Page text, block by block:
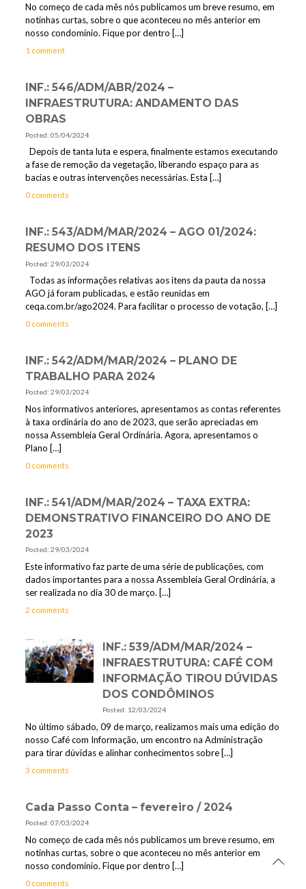
No começo de cada mês nós publicamos um breve resumo, em
notinhas curtas, sobre o que aconteceu no mês anterior em
nosso condomínio. Fique por dentro […]
1 comment
INF.: 546/ADM/ABR/2024 –
INFRAESTRUTURA: ANDAMENTO DAS
OBRAS
Posted: 05/04/2024
Depois de tanta luta e espera, finalmente estamos executando
a fase de remoção da vegetação, liberando espaço para as
bacias e outras intervenções necessárias. Esta […]
0 comments
INF.: 543/ADM/MAR/2024 – AGO 01/2024:
RESUMO DOS ITENS
Posted: 29/03/2024
Todas as informações relativas aos itens da pauta da nossa
AGO já foram publicadas, e estão reunidas em
ceqa.com.br/ago2024. Para facilitar o processo de votação, […]
0 comments
INF.: 542/ADM/MAR/2024 – PLANO DE
TRABALHO PARA 2024
Posted: 29/03/2024
Nos informativos anteriores, apresentamos as contas referentes
à taxa ordinária do ano de 2023, que serão apreciadas em
nossa Assembleia Geral Ordinária. Agora, apresentamos o
Plano […]
0 comments
INF.: 541/ADM/MAR/2024 – TAXA EXTRA:
DEMONSTRATIVO FINANCEIRO DO ANO DE
2023
Posted: 29/03/2024
Este informativo faz parte de uma série de publicações, com
dados importantes para a nossa Assembleia Geral Ordinária, a
ser realizada no dia 30 de março. […]
2 comments
INF.: 539/ADM/MAR/2024 –
INFRAESTRUTURA: CAFÉ COM
INFORMAÇÃO TIROU DÚVIDAS
DOS CONDÔMINOS
Posted: 12/03/2024
No último sábado, 09 de março, realizamos mais uma edição do
nosso Café com Informação, um encontro na Administração
para tirar dúvidas e alinhar conhecimentos sobre[…]
3 comments
Cada Passo Conta – fevereiro / 2024
Posted: 07/03/2024
No começo de cada mês nós publicamos um breve resumo, em
notinhas curtas, sobre o que aconteceu no mês anterior em
nosso condomínio. Fique por dentro […]
0 comments